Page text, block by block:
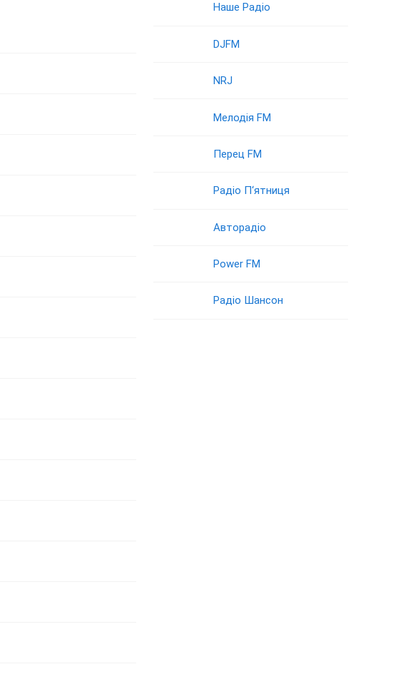
Наше Радіо
DJFM
NRJ
Мелодія FM
Перец FM
Радіо П‘ятниця
Авторадіо
Power FM
Радіо Шансон